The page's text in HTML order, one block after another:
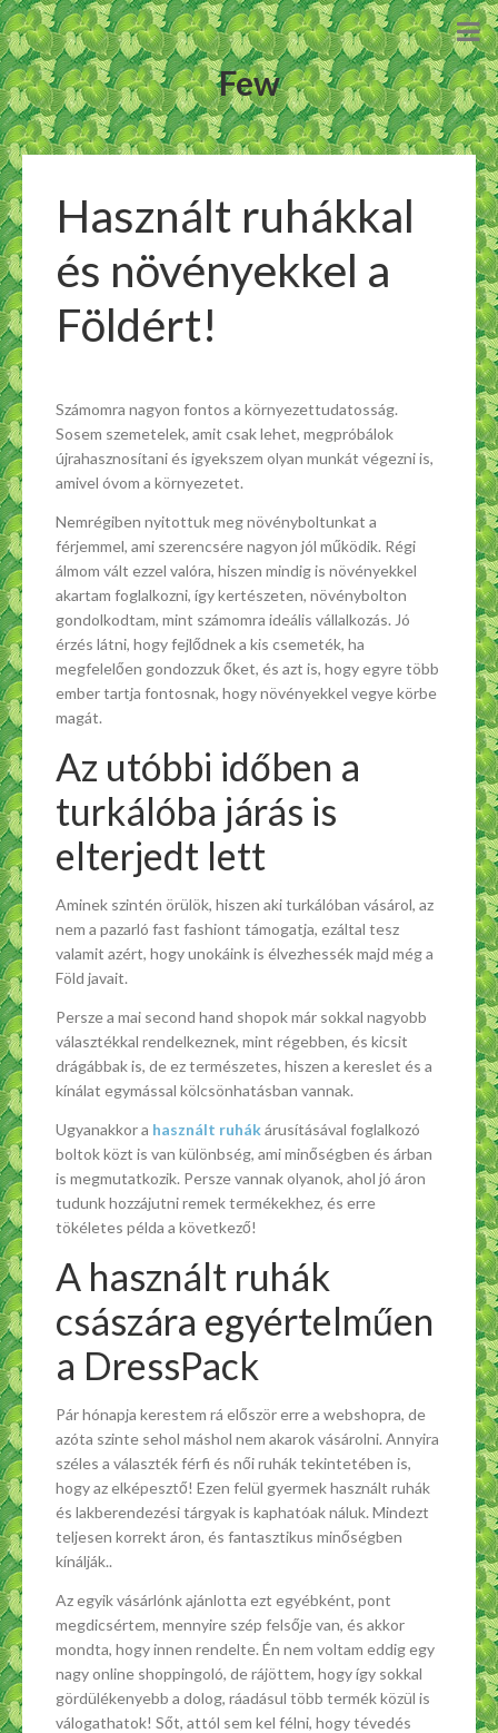
Few
Használt ruhákkal
és növényekkel a
Földért!
Számomra nagyon fontos a környezettudatosság.
Sosem szemetelek, amit csak lehet, megpróbálok
újrahasznosítani és igyekszem olyan munkát végezni is,
amivel óvom a környezetet.
Nemrégiben nyitottuk meg növényboltunkat a
férjemmel, ami szerencsére nagyon jól működik. Régi
álmom vált ezzel valóra, hiszen mindig is növényekkel
akartam foglalkozni, így kertészeten, növénybolton
gondolkodtam, mint számomra ideális vállalkozás. Jó
érzés látni, hogy fejlődnek a kis csemeték, ha
megfelelően gondozzuk őket, és azt is, hogy egyre több
ember tartja fontosnak, hogy növényekkel vegye körbe
magát.
Az utóbbi időben a
turkálóba járás is
elterjedt lett
Aminek szintén örülök, hiszen aki turkálóban vásárol, az
nem a pazarló fast fashiont támogatja, ezáltal tesz
valamit azért, hogy unokáink is élvezhessék majd még a
Föld javait.
Persze a mai second hand shopok már sokkal nagyobb
választékkal rendelkeznek, mint régebben, és kicsit
drágábbak is, de ez természetes, hiszen a kereslet és a
kínálat egymással kölcsönhatásban vannak.
Ugyanakkor a használt ruhákárusításával foglalkozó
boltok közt is van különbség, ami minőségben és árban
is megmutatkozik. Persze vannak olyanok, ahol jó áron
tudunk hozzájutni remek termékekhez, és erre
tökéletes példa a következő!
A használt ruhák
császára egyértelműen
a DressPack
Pár hónapja kerestem rá először erre a webshopra, de
azóta szinte sehol máshol nem akarok vásárolni. Annyira
széles a választék férfi és női ruhák tekintetében is,
hogy az elképesztő! Ezen felül gyermek használt ruhák
és lakberendezési tárgyak is kaphatóak náluk. Mindezt
teljesen korrekt áron, és fantasztikus minőségben
kínálják..
Az egyik vásárlónk ajánlotta ezt egyébként, pont
megdicsértem, mennyire szép felsője van, és akkor
mondta, hogy innen rendelte. Én nem voltam eddig egy
nagy online shoppingoló, de rájöttem, hogy így sokkal
gördülékenyebb a dolog, ráadásul több termék közül is
válogathatok! Sőt, attól sem kel félni, hogy tévedés